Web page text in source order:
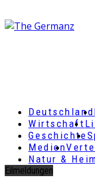
Deutschland
Wirtschaft
Geschichte
Medien
Natur &
Eilmeldungen